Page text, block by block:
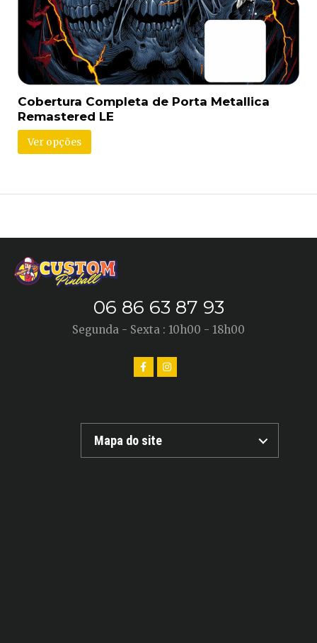
Cobertura Completa de Porta Metallica
Remastered LE
Ver opções
06 86 63 87 93
Segunda - Sexta : 10h00 - 18h00
Mapa do site